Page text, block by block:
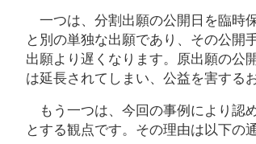
一つは、分割出願の公開日を臨時
と別の単独な出願であり、その公開
出願より遅くなります。原出願の公
は延長されてしまい、公益を害する
もう一つは、今回の事例により認
とする観点です。その理由は以下の